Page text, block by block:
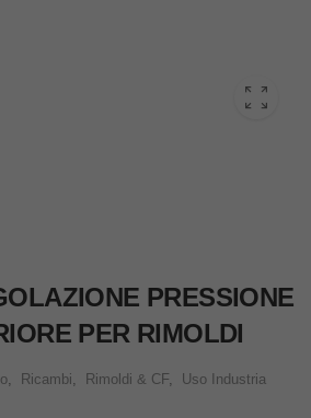
PRESSIONE
PER RIMOLDI
, Ricambi, Rimoldi & CF,
Uso Industria